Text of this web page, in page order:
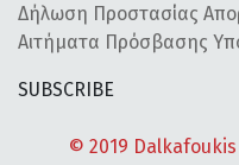
Δήλωση Προστασίας
Αιτήματα Πρόσβασης
SUBSCRIBE
© 2019